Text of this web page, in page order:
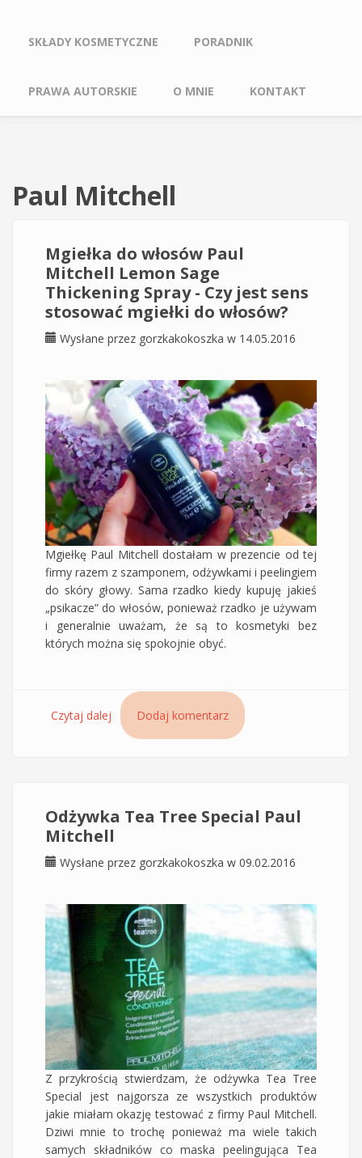
SKŁADY KOSMETYCZNE PORADNIK
PRAWA AUTORSKIE O MNIE KONTAKT
Paul Mitchell
Mgiełka do włosów Paul
Mitchell Lemon Sage
Thickening Spray - Czy jest sens
stosować mgiełki do włosów?
Wysłane przez gorzkakokoszka w 14.05.2016
Mgiełkę Paul Mitchell dostałam w prezencie od tej
firmy razem z szamponem, odżywkami i peelingiem
do skóry głowy. Sama rzadko kiedy kupuję jakieś
„psikacze” do włosów, ponieważ rzadko je używam
i generalnie uważam, że są to kosmetyki bez
których można się spokojnie obyć.
Czytaj dalej wpis Mgiełka do włosów Paul Mitchell Lemon
Sage Thickening Spray - Czy jest sens stosować
Dodaj komentarz
Odżywka Tea Tree Special Paul
Mitchell
Wysłane przez gorzkakokoszka w 09.02.2016
Z przykrością stwierdzam, że odżywka Tea Tree
Special jest najgorsza ze wszystkich produktów
jakie miałam okazję testować z firmy Paul Mitchell.
Dziwi mnie to trochę ponieważ ma wiele takich
samych składników co maska peelingująca Tea